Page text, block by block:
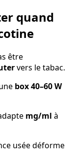
quand
être
vers le tabac.
box 40–60 W
mg/ml à
usée déforme